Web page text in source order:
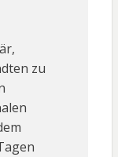
zu